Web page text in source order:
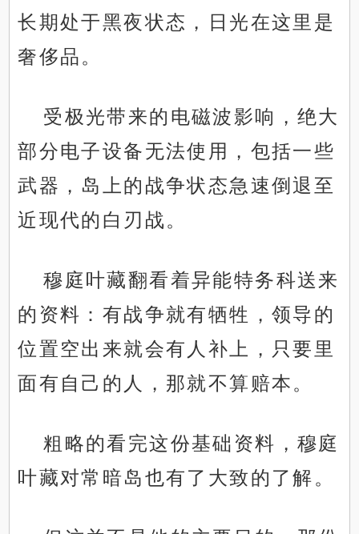
长期处于黑夜状态，日光在这里是
奢侈品。
受极光带来的电磁波影响，绝大
部分电子设备无法使用，包括一些
武器，岛上的战争状态急速倒退至
近现代的白刃战。
穆庭叶藏翻看着异能特务科送来
的资料：有战争就有牺牲，领导的
位置空出来就会有人补上，只要里
面有自己的人，那就不算赔本。
粗略的看完这份基础资料，穆庭
叶藏对常暗岛也有了大致的了解。